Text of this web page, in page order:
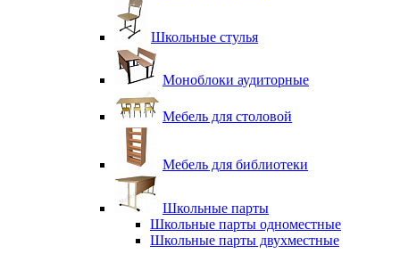
Школьные стулья
Моноблоки аудиторные
Мебель для столовой
Мебель для библиотеки
Школьные парты
Школьные парты одноместные
Школьные парты двухместные